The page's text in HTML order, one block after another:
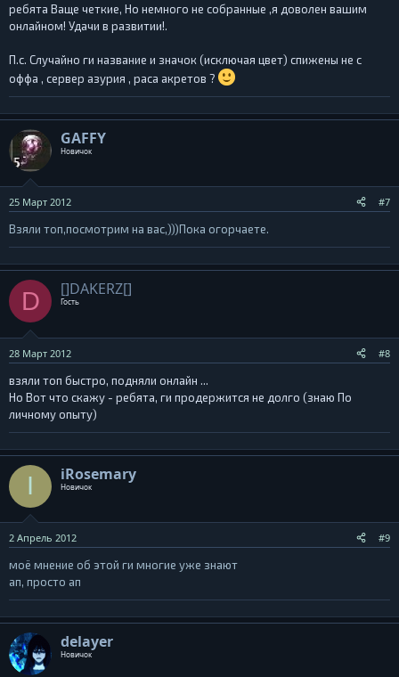
ребята Ваще четкие, Но немного не собранные ,я доволен вашим
онлайном! Удачи в развитии!.
П.с. Случайно ги название и значок (исключая цвет) спижены не с
оффа , сервер азурия , раса акретов ?
GAFFY
Новичок
25 Март 2012 #7
Взяли топ,посмотрим на вас,)))Пока огорчаете.
D []DAKERZ[]
Гость
28 Март 2012 #8
взяли топ быстро, подняли онлайн ...
Но Вот что скажу - ребята, ги продержится не долго (знаю По
личному опыту)
I iRosemary
Новичок
2 Апрель 2012 #9
моё мнение об этой ги многие уже знают
ап, просто ап
delayer
Новичок